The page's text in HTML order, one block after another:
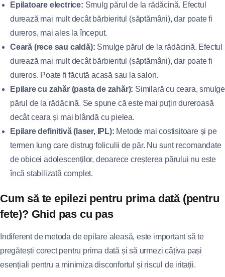
Epilatoare electrice: Smulg părul de la rădăcină. Efectul
durează mai mult decât bărbieritul (săptămâni), dar poate fi
dureros, mai ales la început.
Ceară (rece sau caldă): Smulge părul de la rădăcină. Efectul
durează mai mult decât bărbieritul (săptămâni), dar poate fi
dureros. Poate fi făcută acasă sau la salon.
Epilare cu zahăr (pasta de zahăr): Similară cu ceara, smulge
părul de la rădăcină. Se spune că este mai puțin dureroasă
decât ceara și mai blândă cu pielea.
Epilare definitivă (laser, IPL): Metode mai costisitoare și pe
termen lung care distrug foliculii de păr. Nu sunt recomandate
de obicei adolescenților, deoarece creșterea părului nu este
încă stabilizată complet.
Cum să te epilezi pentru prima dată (pentru
fete)? Ghid pas cu pas
Indiferent de metoda de epilare aleasă, este important să te
pregătești corect pentru prima dată și să urmezi câțiva pași
esențiali pentru a minimiza disconfortul și riscul de iritații.